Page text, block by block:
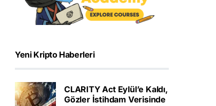
Yeni Kripto Haberleri
CLARITY Act Eylül’e Kaldı,
Gözler İstihdam Verisinde